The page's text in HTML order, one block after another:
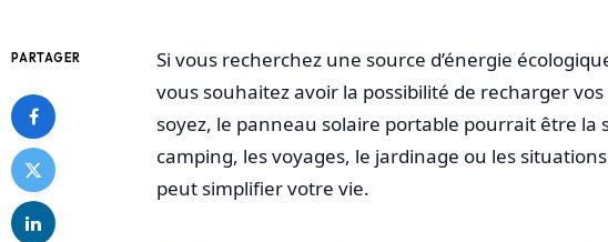
PARTAGER
Si vous recherchez une source d’énergie
vous souhaitez avoir la possibilité de recharger
soyez, le panneau solaire portable pourrait être la
camping, les voyages, le jardinage ou les
peut simplifier votre vie.